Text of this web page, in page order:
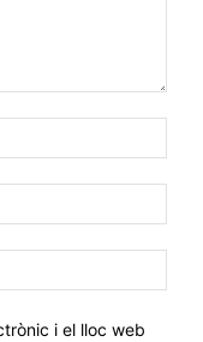
web:
i el lloc web